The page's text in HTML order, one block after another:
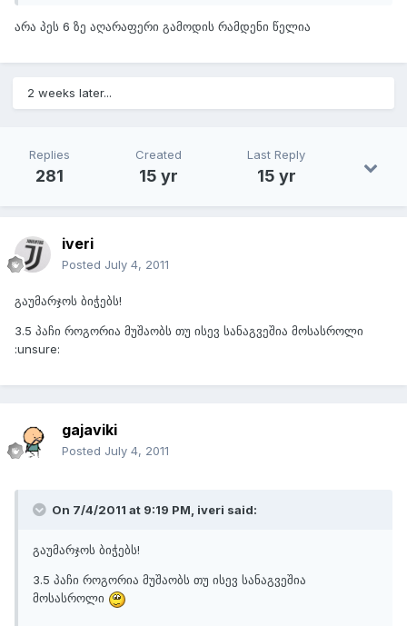
არა პეს 6 ზე აღარაფერი გამოდის რამდენი წელია
2 weeks later...
Replies
281
Created
15 yr
Last Reply
15 yr
iveri
Posted July 4, 2011
გაუმარჯოს ბიჭებს!
3.5 პაჩი როგორია მუშაობს თუ ისევ სანაგვეშია მოსასროლი
:unsure:
gajaviki
Posted July 4, 2011
On 7/4/2011 at 9:19 PM, iveri said:
გაუმარჯოს ბიჭებს!
3.5 პაჩი როგორია მუშაობს თუ ისევ სანაგვეშია
მოსასროლი